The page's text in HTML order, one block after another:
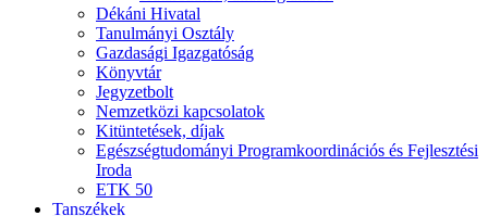
Dékáni Hivatal
Tanulmányi Osztály
Gazdasági Igazgatóság
Könyvtár
Jegyzetbolt
Nemzetközi kapcsolatok
Kitüntetések, díjak
Egészségtudományi Programkoordinációs és Fejlesztési
Iroda
ETK 50
Tanszékek